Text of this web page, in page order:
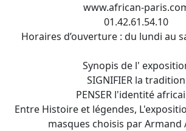
www.african-
01.42.61.54.10
Horaires d’ouverture : du lundi au
Synopis de l'
SIGNIFIER la tradition
PENSER l'identité
Entre Histoire et légendes,
masques choisis par Armand